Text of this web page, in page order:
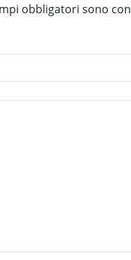
obbligatori sono